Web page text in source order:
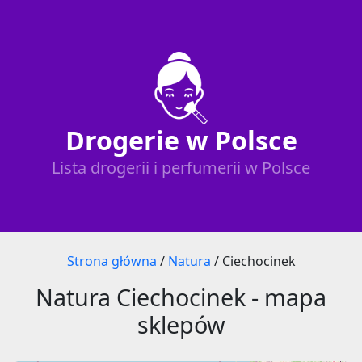
Drogerie w Polsce
Lista drogerii i perfumerii w Polsce
Strona główna / Natura / Ciechocinek
Natura Ciechocinek - mapa
sklepów